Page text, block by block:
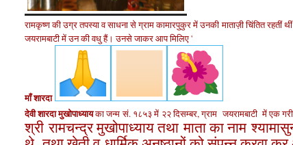
रामकृष्ण की उग्र तपस्या व साधना से ग्राम कामारपुकुर में उनकी माताज़ी चिंतित रहतीं
जयरामबाटी में उन की वधु हैं। उनसे जाकर आप मिलिए '
माँ शारदा
देवी शारदा मुखोपाध्यायका जन्मसं. १८५३ में २२ दिसम्बर, ग्राम जयरामबाटी में एक
श्री रामचन्द्र मुखोपाध्याय तथा माता का नाम